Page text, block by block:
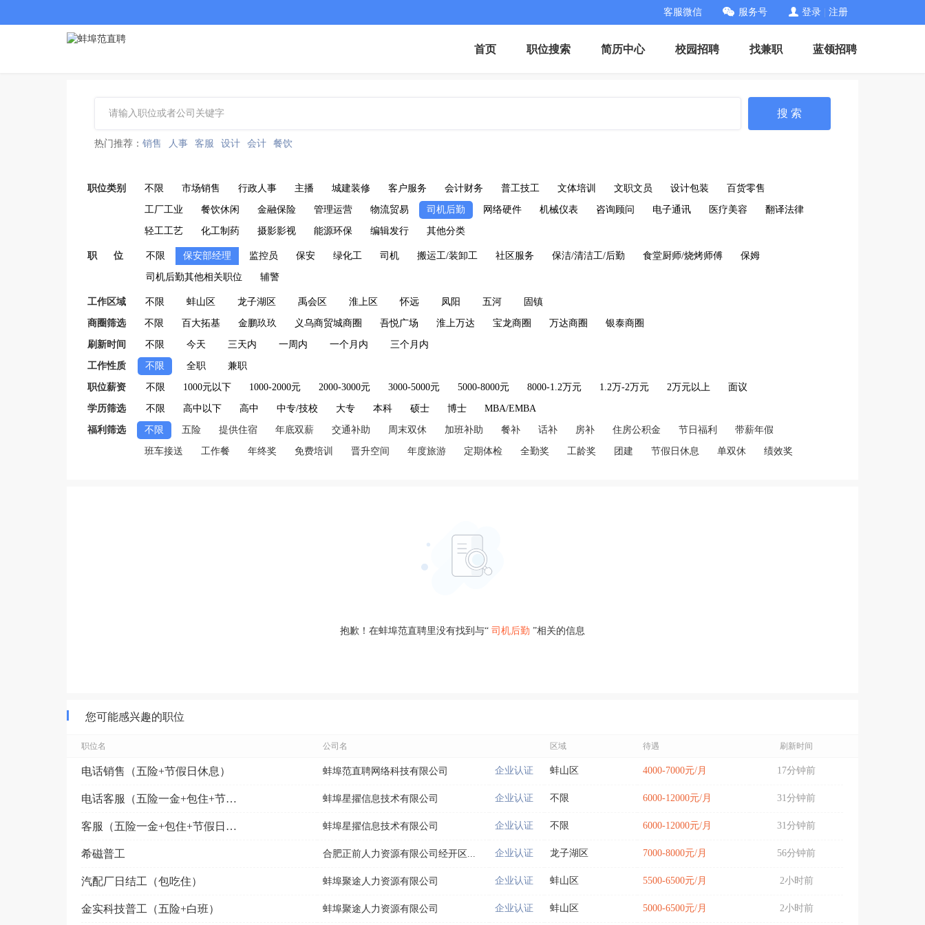
客服微信 服务号 登录 注册
首页 职位搜索 简历中心 校园招聘 找兼职 蓝领招聘
搜 索
热门推荐： 销售 人事 客服 设计 会计 餐饮
职位类别 不限 市场销售 行政人事 主播 城建装修 客户服务 会计财务 普工技工 文体培训 文职文员 设计包装 百货零售
工厂工业 餐饮休闲 金融保险 管理运营 物流贸易 司机后勤 网络硬件 机械仪表 咨询顾问 电子通讯 医疗美容 翻译法律
轻工工艺 化工制药 摄影影视 能源环保 编辑发行 其他分类
职 位 不限 保安部经理 监控员 保安 绿化工 司机 搬运工/装卸工 社区服务 保洁/清洁工/后勤 食堂厨师/烧烤师傅 保姆
司机后勤其他相关职位 辅警
工作区域 不限 蚌山区 龙子湖区 禹会区 淮上区 怀远 凤阳 五河 固镇
商圈筛选 不限 百大拓基 金鹏玖玖 义乌商贸城商圈 吾悦广场 淮上万达 宝龙商圈 万达商圈 银泰商圈
刷新时间 不限 今天 三天内 一周内 一个月内 三个月内
工作性质 不限 全职 兼职
职位薪资 不限 1000元以下 1000-2000元 2000-3000元 3000-5000元 5000-8000元 8000-1.2万元 1.2万-2万元 2万元以上 面议
学历筛选 不限 高中以下 高中 中专/技校 大专 本科 硕士 博士 MBA/EMBA
福利筛选 不限 五险 提供住宿 年底双薪 交通补助 周末双休 加班补助 餐补 话补 房补 住房公积金 节日福利 带薪年假
班车接送 工作餐 年终奖 免费培训 晋升空间 年度旅游 定期体检 全勤奖 工龄奖 团建 节假日休息 单双休 绩效奖
抱歉！在蚌埠范直聘里没有找到与“ 司机后勤 ”相关的信息
您可能感兴趣的职位
职位名 公司名 区域 待遇 刷新时间
电话销售（五险+节假日休息） 蚌埠范直聘网络科技有限公司 企业认证 蚌山区 4000-7000元/月 17分钟前
电话客服（五险一金+包住+节假日福利） 蚌埠星擢信息技术有限公司 企业认证 不限 6000-12000元/月 31分钟前
客服（五险一金+包住+节假日福利） 蚌埠星擢信息技术有限公司 企业认证 不限 6000-12000元/月 31分钟前
希磁普工 合肥正前人力资源有限公司经开区... 企业认证 龙子湖区 7000-8000元/月 56分钟前
汽配厂日结工（包吃住） 蚌埠聚途人力资源有限公司 企业认证 蚌山区 5500-6500元/月 2小时前
金实科技普工（五险+白班） 蚌埠聚途人力资源有限公司 企业认证 蚌山区 5000-6500元/月 2小时前